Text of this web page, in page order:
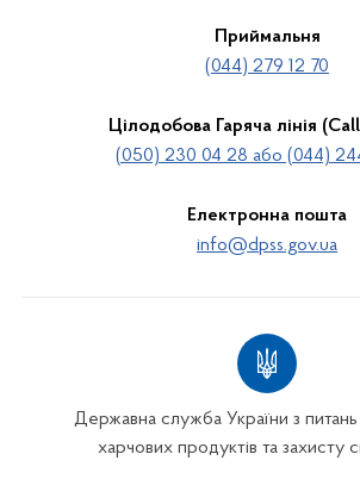
Приймальня
(044) 279 12 70
Цілодобова Гаряча лінія
(050) 230 04 28 або (044)
Електронна пошта
info@dpss.gov.ua
Державна служба України з питань
харчових продуктів та захисту